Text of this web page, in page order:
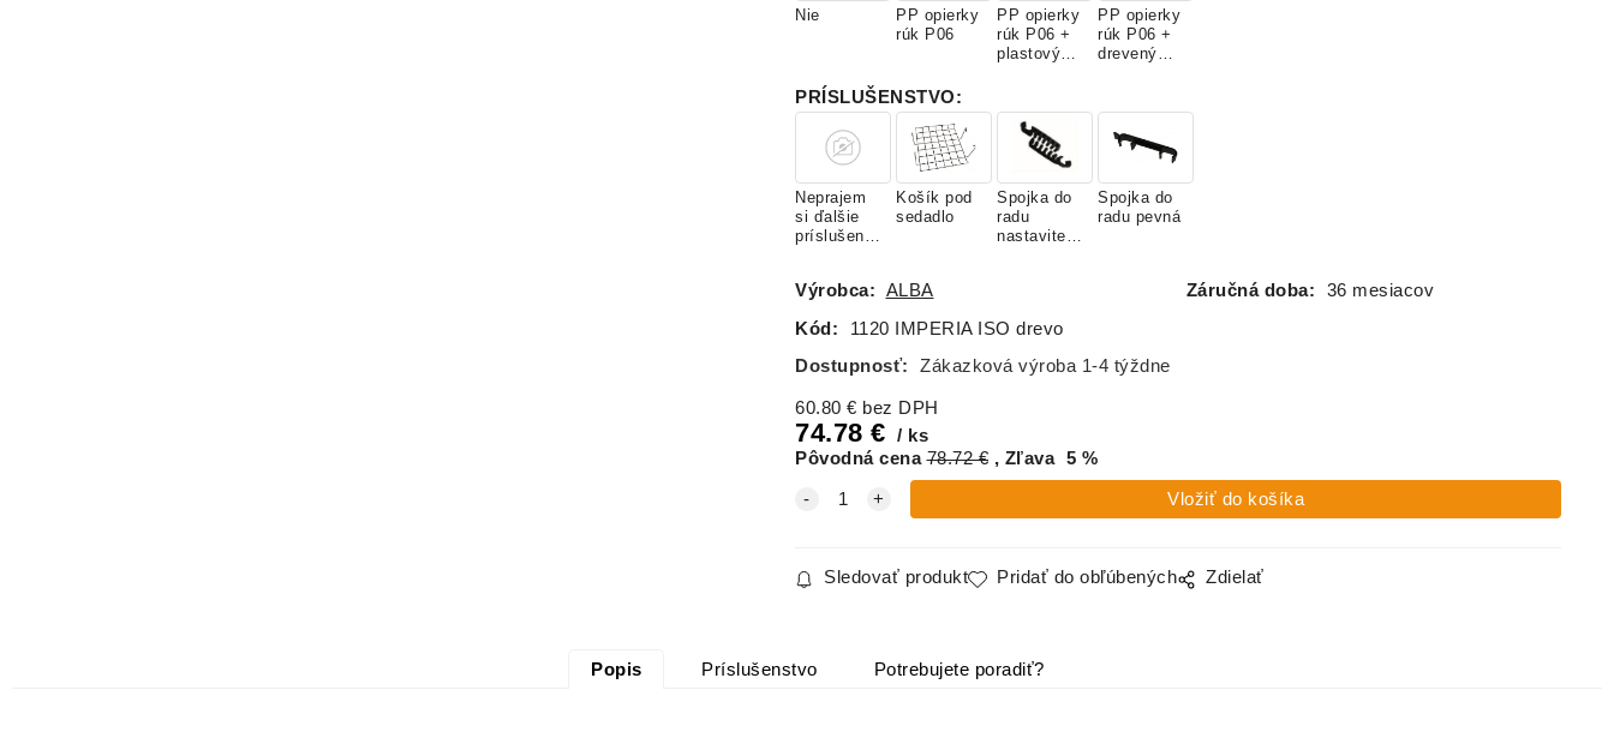
Nie
PP opierky
rúk P06
PP opierky
rúk P06 +
plastový
PP opierky
rúk P06 +
drevený
PRÍSLUŠENSTVO:
Neprajem
si ďalšie
príslušenst
Košík pod
sedadlo
Spojka do
radu
nastaviteľn
Spojka do
radu pevná
Výrobca: ALBA Záručná doba:
36 mesiacov
Kód:
1120 IMPERIA ISO drevo
Dostupnosť:
Zákazková výroba 1-4 týždne
60.80 € bez DPH
74.78 €
ks
Pôvodná cena 78.72€ Zľava 5 %
Sledovať produkt Pridať do obľúbených Zdielať
Popis Príslušenstvo Potrebujete poradiť?